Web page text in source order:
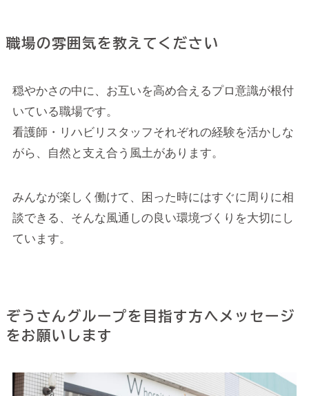
職場の雰囲気を教えてください
穏やかさの中に、お互いを高め合えるプロ意識が根付
いている職場です。
看護師・リハビリスタッフそれぞれの経験を活かしな
がら、自然と支え合う風土があります。
みんなが楽しく働けて、困った時にはすぐに周りに相
談できる、そんな風通しの良い環境づくりを大切にし
ています。
ぞうさんグループを目指す方へメッセージ
をお願いします